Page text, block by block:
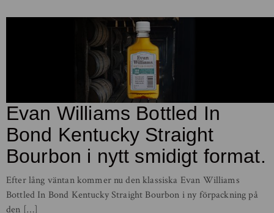
Evan Williams Bottled In
Bond Kentucky Straight
Bourbon i nytt smidigt format.
Efter lång väntan kommer nu den klassiska Evan Williams
Bottled In Bond Kentucky Straight Bourbon i ny förpackning på
den […]